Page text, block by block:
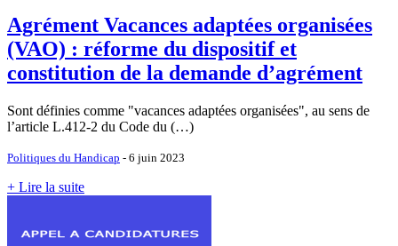
Agrément Vacances adaptées organisées
(VAO) : réforme du dispositif et
constitution de la demande d’agrément
Sont définies comme "vacances adaptées organisées", au sens de
l’article L.412-2 du Code du (…)
Politiques du Handicap - 6 juin 2023
+ Lire la suite